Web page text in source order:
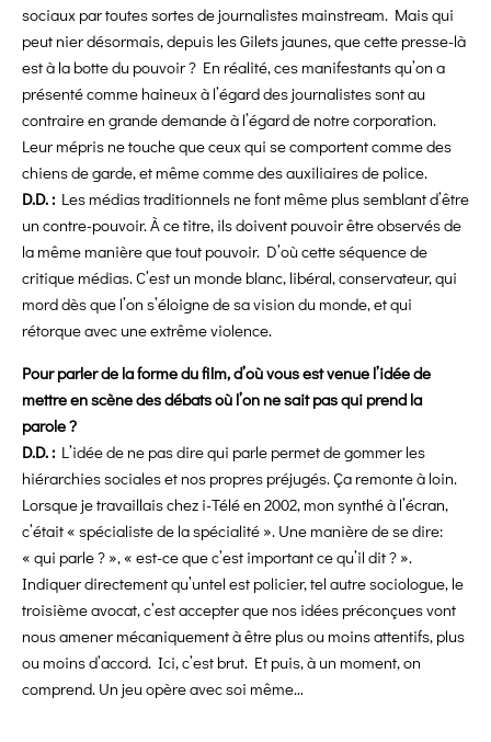
sociaux par toutes sortes de journalistes mainstream. Mais qui
peut nier désormais, depuis les Gilets jaunes, que cette presse-là
est à la botte du pouvoir ? En réalité, ces manifestants qu’on a
présenté comme haineux à l’égard des journalistes sont au
contraire en grande demande à l’égard de notre corporation.
Leur mépris netouche que ceux qui se comportent comme des
chiens de garde, et même comme des auxiliaires de police.
D.D. : Les médias traditionnels ne font même plus semblant d’être
un contre-pouvoir. À ce titre, ils doivent pouvoir être observés de
la même manière que tout pouvoir. D’où cette séquence de
critique médias. C’est un monde blanc, libéral, conservateur, qui
mord dès que l’on s’éloigne de sa vision du monde, et qui
rétorque avec une extrême violence.
Pour parler de la forme du film, d’où vous est venue l’idée de
mettre en scène des débats où l’on ne sait pas qui prend la
parole ?
D.D. : L’idée de ne pas dire qui parle permet de gommer les
hiérarchies sociales et nos propres préjugés. Ça remonte à loin.
Lorsque je travaillais chez i-Télé en 2002, mon synthé à l’écran,
c’était « spécialiste de la spécialité ». Une manièrede se dire:
« qui parle ? », « est-ce que c’est important ce qu’il dit ? ».
Indiquer directement qu’untel est policier, tel autre sociologue, le
troisième avocat, c’est accepter que nos idées préconçues vont
nous amener mécaniquement à être plus ou moins attentifs, plus
ou moins d’accord. Ici, c’est brut. Et puis, à un moment, on
comprend. Un jeu opère avec soi même…